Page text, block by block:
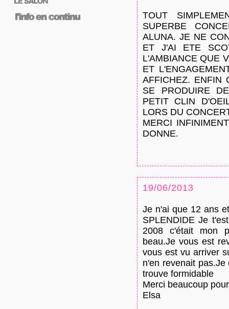
TOUT
SUPERBE
ALUNA. JE NE
ET J'AI ETE
L'AMBIANCE QUE
ET
AFFICHEZ. ENFIN
SE PRODUIRE
PETIT CLIN
LORS DU
MERCI
DONNE.
19/06/2013
Je n'ai que 12 ans
SPLENDIDE Je
2008 c'était mon
beau.Je vous est
vous est vu arriver
n'en revenait
trouve formidable
Merci beaucoup
Elsa